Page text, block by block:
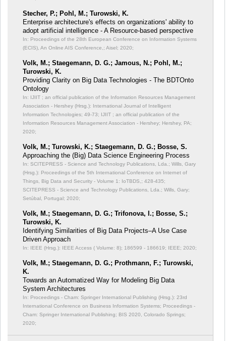
Stecher, P.; Pohl, M.; Turowski, K.
Enterprise architecture's effects on organizations' ability to
adopt artificial intelligence - A Resource-based perspective
In: Proceedings of the 28th European Conference on Information Systems
(ECIS), An Online AIS Conference,; Aisel; 2020;
Volk, M.; Staegemann, D. G.; Jamous, N.; Pohl, M.;
Turowski, K.
Providing Clarity on Big Data Technologies - The BDTOnto
Ontology
In: IJIIT ; an official publication of the Information Resources Management
Association - Hershey (Hrsg.): International Journal of Intelligent
Information Technologies; 49-73; IJIIT ; an official publication of the
Information Resources Management Association - Hershey; Hershey, PA;
2020;
Volk, M.; Turowski, K.; Staegemann, D. G.; Bosse, S.
Approaching the (Big) Data Science Engineering Process
In: SCITEPRESS - Science and Technology Publications, Lda.; Wills, Gary
(Hrsg.): Proceedings of the 5th International Conference on Internet of
Things, Big Data and Security - Volume 1: IoTBDS,; 428-435;
SCITEPRESS - Science and Technology Publications, Lda.; Wills, Gary;
Setúbal, Portugal; 2020;
Volk, M.; Staegemann, D. G.; Trifonova, I.; Bosse, S.;
Turowski, K.
Identifying Similarities of Big Data Projects–A Use Case
Driven Approach
In: IEEE (Hrsg.): IEEE Access ( Volume: 8); 186599 - 186619; IEEE; 2020;
Volk, M.; Staegemann, D. G.; Prothmann, F.; Turowski,
K.
Towards an Automatized Way for Modeling Big Data
System Architectures
In: Proceedings - Cham: Springer International Publishing (Hrsg.): 23rd
International Conference on Business Information Systems; Proceedings -
Cham: Springer International Publishing; BIS 2020, Colorado Springs;
2020;